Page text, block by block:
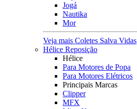
Jogá
Nautika
Mor
Veja mais Coletes Salva Vidas
Hélice Reposição
Hélice
Para Motores de Popa
Para Motores Elétricos
Principais Marcas
Clipper
MFX